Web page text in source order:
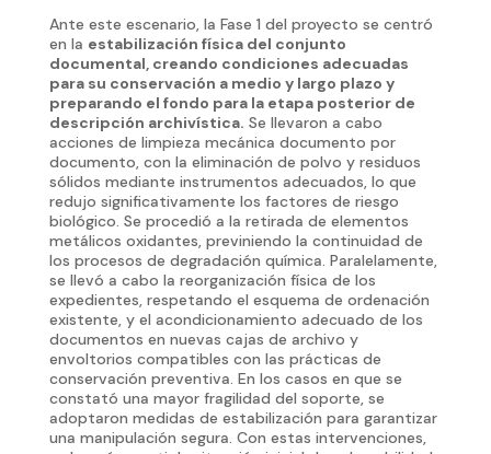
Ante este escenario, la Fase 1 del proyecto se centró
en la estabilización física del conjunto
documental, creando condiciones adecuadas
para su conservación a medio y largo plazo y
preparando el fondo para la etapa posterior de
descripción archivística. Se llevaron a cabo
acciones de limpieza mecánica documento por
documento, con la eliminación de polvo y residuos
sólidos mediante instrumentos adecuados, lo que
redujo significativamente los factores de riesgo
biológico. Se procedió a la retirada de elementos
metálicos oxidantes, previniendo la continuidad de
los procesos de degradación química. Paralelamente,
se llevó a cabo la reorganización física de los
expedientes, respetando el esquema de ordenación
existente, y el acondicionamiento adecuado de los
documentos en nuevas cajas de archivo y
envoltorios compatibles con las prácticas de
conservación preventiva. En los casos en que se
constató una mayor fragilidad del soporte, se
adoptaron medidas de estabilización para garantizar
una manipulación segura. Con estas intervenciones,